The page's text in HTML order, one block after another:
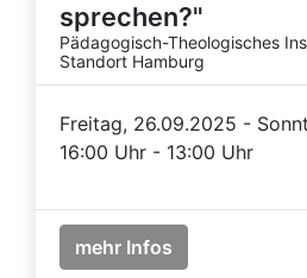
sprechen?"
Pädagogisch-Theologisches
Standort Hamburg
Freitag, 26.09.2025 -
16:00 Uhr - 13:00 Uhr
mehr Infos